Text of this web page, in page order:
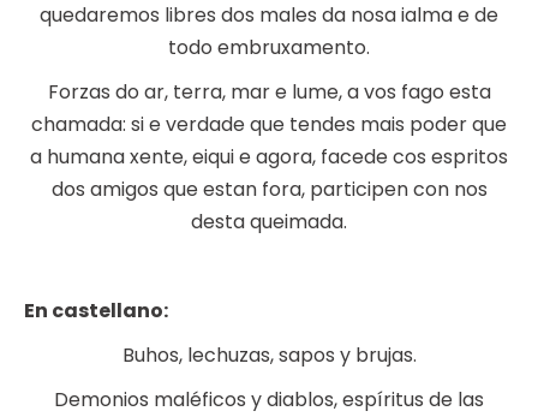
quedaremos libres dos males da nosa ialma e de
todo embruxamento.
Forzas do ar, terra, mar e lume, a vos fago esta
chamada: si e verdade que tendes mais poder que
a humana xente, eiqui e agora, facede cos espritos
dos amigos que estan fora, participen con nos
desta queimada.
En castellano:
Buhos, lechuzas, sapos y brujas.
Demonios maléficos y diablos, espíritus de las